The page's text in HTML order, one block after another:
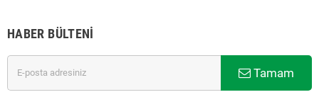
HABER BÜLTENI
Tamam